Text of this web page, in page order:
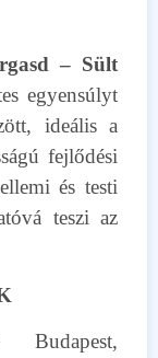
– Sült
egyensúlyt
ideális a
fejlődési
és testi
teszi az
Budapest,